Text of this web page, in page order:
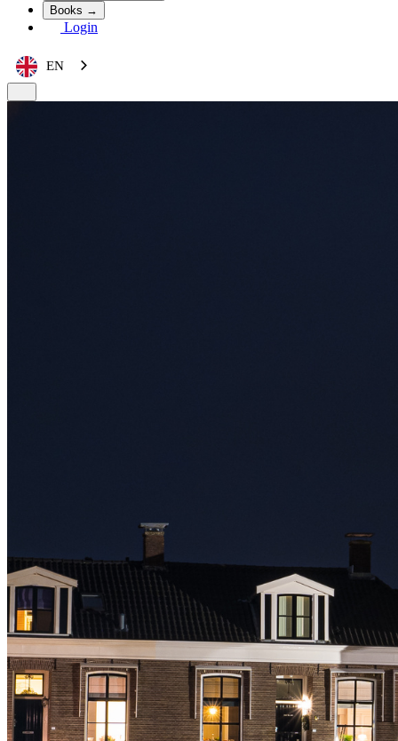
Books →
Login
EN